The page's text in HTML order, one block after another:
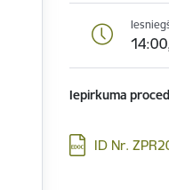
Iepirkuma
Lejupielādēt:
ID Nr.